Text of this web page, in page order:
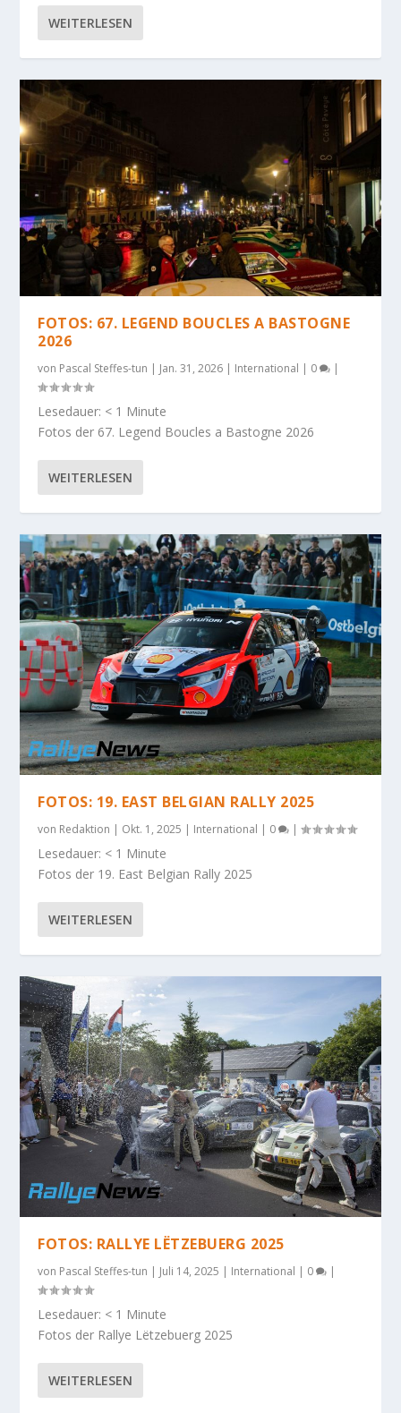
WEITERLESEN
FOTOS: 67. LEGEND BOUCLES A BASTOGNE
2026
von Pascal Steffes-tun | Jan. 31, 2026 | International | 0 |
Lesedauer: < 1 Minute
Fotos der 67. Legend Boucles a Bastogne 2026
WEITERLESEN
FOTOS: 19. EAST BELGIAN RALLY 2025
von Redaktion | Okt. 1, 2025 | International | 0 |
Lesedauer: < 1 Minute
Fotos der 19. East Belgian Rally 2025
WEITERLESEN
FOTOS: RALLYE LËTZEBUERG 2025
von Pascal Steffes-tun | Juli 14, 2025 | International | 0 |
Lesedauer: < 1 Minute
Fotos der Rallye Lëtzebuerg 2025
WEITERLESEN